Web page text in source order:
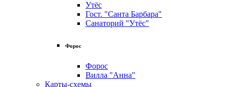
Утёс
Гост. "Санта Барбара"
Санаторий "Утёс"
Форос
Форос
Вилла "Анна"
Карты-схемы